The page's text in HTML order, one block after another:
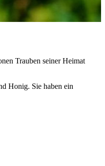
Trauben seiner Heimat
Honig. Sie haben ein